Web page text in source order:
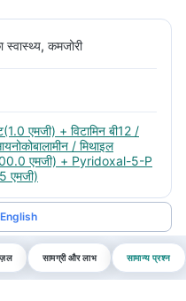
स्वास्थ्य, कमजोरी
एमजी) + विटामिन बी12 /
/ मिथाइल
एमजी) + Pyridoxal-5-P
एमजी)
सामग्री और लाभ सामान्य प्रश्न